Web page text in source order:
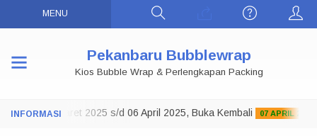
MENU
Pekanbaru Bubblewrap
Kios Bubble Wrap & Perlengkapan Packing
Tutup 29 Maret 2025 s/d 06 April 2025, Buka Kembali 07 APRIL 2025